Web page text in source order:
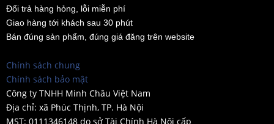
Đổi trả hàng hỏng, lỗi miễn phí
Giao hàng tới khách sau 30 phút
Bán đúng sản phẩm, đúng giá đăng trên website
Chính sách chung
Chính sách bảo mật
Công ty TNHH Minh Châu Việt Nam
Địa chỉ: xã Phúc Thịnh, TP. Hà Nội
MST: 0111346148 do sở Tài Chính Hà Nội cấp